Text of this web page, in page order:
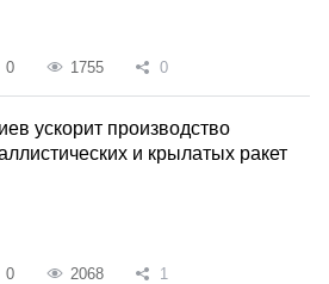
0 1755 0
ускорит производство
и крылатых ракет
0 2068 1